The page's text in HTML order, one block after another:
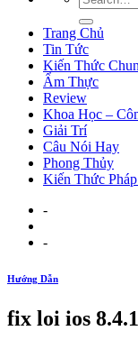
Trang Chủ
Tin Tức
Kiến Thức
Ẩm Thực
Review
Khoa Học –
Giải Trí
Câu Nói Hay
Phong Thủy
Kiến Thức
-
-
Hướng Dẫn
fix loi ios